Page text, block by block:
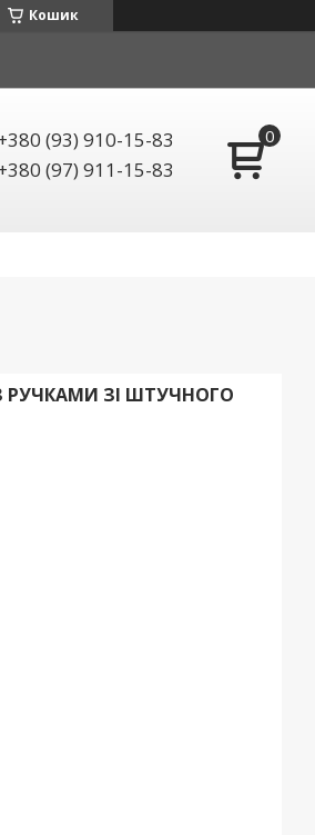
Кошик
(93) 910-15-83
(97) 911-15-83
ЗІ ШТУЧНОГО